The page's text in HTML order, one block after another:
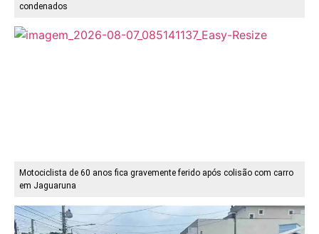
condenados
Motociclista de 60 anos fica gravemente ferido após colisão com carro
em Jaguaruna